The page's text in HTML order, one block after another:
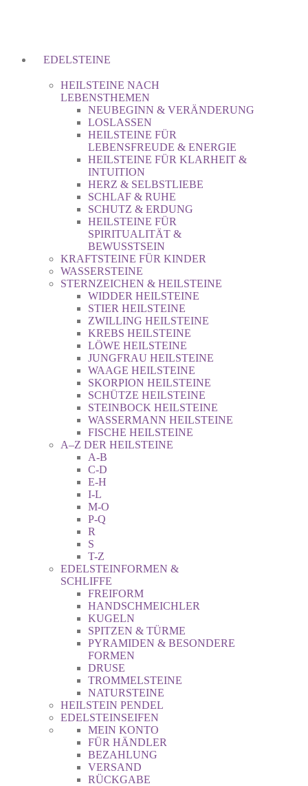
EDELSTEINE
HEILSTEINE NACH
LEBENSTHEMEN
NEUBEGINN & VERÄNDERUNG
LOSLASSEN
HEILSTEINE FÜR
LEBENSFREUDE & ENERGIE
HEILSTEINE FÜR KLARHEIT &
INTUITION
HERZ & SELBSTLIEBE
SCHLAF & RUHE
SCHUTZ & ERDUNG
HEILSTEINE FÜR
SPIRITUALITÄT &
BEWUSSTSEIN
KRAFTSTEINE FÜR KINDER
WASSERSTEINE
STERNZEICHEN & HEILSTEINE
WIDDER HEILSTEINE
STIER HEILSTEINE
ZWILLING HEILSTEINE
KREBS HEILSTEINE
LÖWE HEILSTEINE
JUNGFRAU HEILSTEINE
WAAGE HEILSTEINE
SKORPION HEILSTEINE
SCHÜTZE HEILSTEINE
STEINBOCK HEILSTEINE
WASSERMANN HEILSTEINE
FISCHE HEILSTEINE
A–Z DER HEILSTEINE
A-B
C-D
E-H
I-L
M-O
P-Q
R
S
T-Z
EDELSTEINFORMEN &
SCHLIFFE
FREIFORM
HANDSCHMEICHLER
KUGELN
SPITZEN & TÜRME
PYRAMIDEN & BESONDERE
FORMEN
DRUSE
TROMMELSTEINE
NATURSTEINE
HEILSTEIN PENDEL
EDELSTEINSEIFEN
MEIN KONTO
FÜR HÄNDLER
BEZAHLUNG
VERSAND
RÜCKGABE